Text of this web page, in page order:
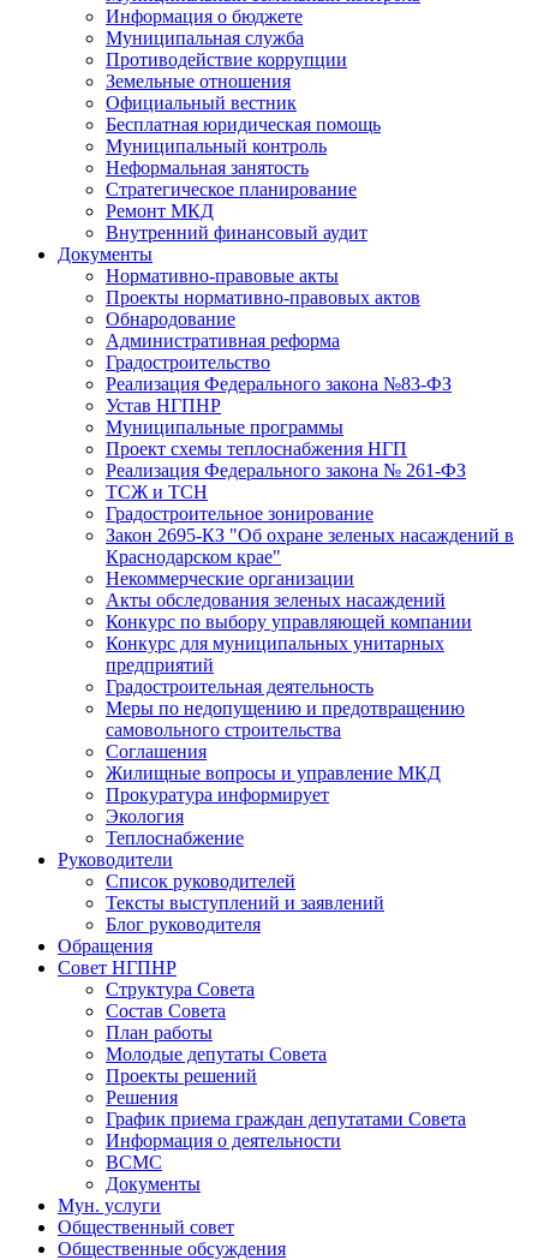
Информация о бюджете
Муниципальная служба
Противодействие коррупции
Земельные отношения
Официальный вестник
Бесплатная юридическая помощь
Муниципальный контроль
Неформальная занятость
Стратегическое планирование
Ремонт МКД
Внутренний финансовый аудит
Документы
Нормативно-правовые акты
Проекты нормативно-правовых актов
Обнародование
Административная реформа
Градостроительство
Реализация Федерального закона №83-ФЗ
Устав НГПНР
Муниципальные программы
Проект схемы теплоснабжения НГП
Реализация Федерального закона № 261-ФЗ
ТСЖ и ТСН
Градостроительное зонирование
Закон 2695-КЗ "Об охране зеленых насаждений в
Краснодарском крае"
Некоммерческие организации
Акты обследования зеленых насаждений
Конкурс по выбору управляющей компании
Конкурс для муниципальных унитарных
предприятий
Градостроительная деятельность
Меры по недопущению и предотвращению
самовольного строительства
Соглашения
Жилищные вопросы и управление МКД
Прокуратура информирует
Экология
Теплоснабжение
Руководители
Список руководителей
Тексты выступлений и заявлений
Блог руководителя
Обращения
Совет НГПНР
Структура Совета
Состав Совета
План работы
Молодые депутаты Совета
Проекты решений
Решения
График приема граждан депутатами Совета
Информация о деятельности
ВСМС
Документы
Мун. услуги
Общественный совет
Общественные обсуждения